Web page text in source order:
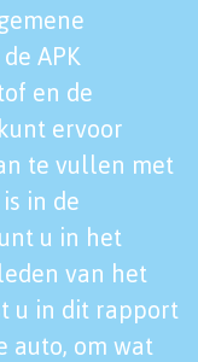
APK
en de
ervoor
te vullen met
in de
u in het
van het
u in dit rapport
auto, om wat